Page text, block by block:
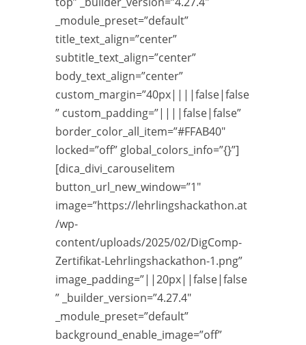
_module_preset=”default”
title_text_align=”center”
subtitle_text_align=”center”
body_text_align=”center”
custom_margin=”40px||||false|false
” custom_padding=”||||false|false”
border_color_all_item=”#FFAB40″
locked=”off” global_colors_info=”{}”]
[dica_divi_carouselitem
button_url_new_window=”1″
image=”https://lehrlingshackathon.at
/wp-
content/uploads/2025/02/DigComp-
Zertifikat-Lehrlingshackathon-1.png”
image_padding=”||20px||false|false
” _builder_version=”4.27.4″
_module_preset=”default”
background_enable_image=”off”